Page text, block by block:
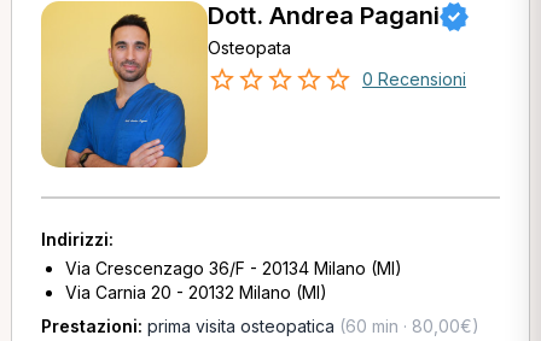
Dott. Andrea Pagani
Osteopata
0 Recensioni
Indirizzi:
Via Crescenzago 36/F - 20134 Milano (MI)
Via Carnia 20 - 20132 Milano (MI)
Prestazioni: prima visita osteopatica (60 min · 80,00€)